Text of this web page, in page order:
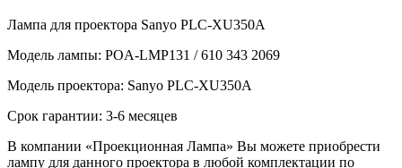
Лампа для проектора Sanyo PLC-XU350A
Модель лампы: POA-LMP131 / 610 343 2069
Модель проектора: Sanyo PLC-XU350A
Срок гарантии: 3-6 месяцев
В компании «Проекционная Лампа» Вы можете приобрести
лампу для данного проектора в любой комплектации по